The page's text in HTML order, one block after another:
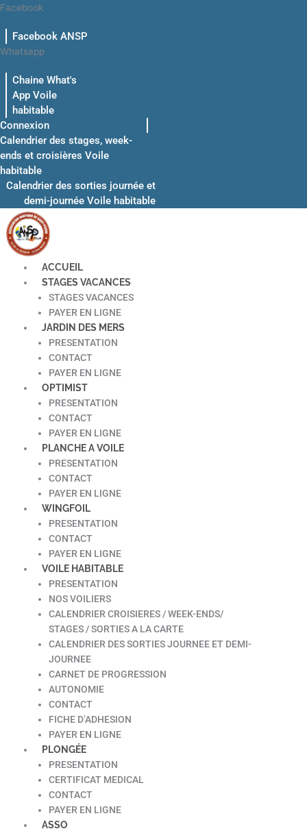
Aller
contenu
Facebook
Facebook ANSP
Whatsapp
Chaine What's
App Voile
habitable
Connexion
Calendrier des stages, week-
ends et croisières Voile
habitable
Calendrier des sorties journée et
demi-journée Voile habitable
ACCUEIL
STAGES VACANCES
STAGES VACANCES
PAYER EN LIGNE
JARDIN DES MERS
PRESENTATION
CONTACT
PAYER EN LIGNE
OPTIMIST
PRESENTATION
CONTACT
PAYER EN LIGNE
PLANCHE A VOILE
PRESENTATION
CONTACT
PAYER EN LIGNE
WINGFOIL
PRESENTATION
CONTACT
PAYER EN LIGNE
VOILE HABITABLE
PRESENTATION
NOS VOILIERS
CALENDRIER CROISIERES / WEEK-ENDS/
STAGES / SORTIES A LA CARTE
CALENDRIER DES SORTIES JOURNEE ET DEMI-
JOURNEE
CARNET DE PROGRESSION
AUTONOMIE
CONTACT
FICHE D’ADHESION
PAYER EN LIGNE
PLONGÉE
PRESENTATION
CERTIFICAT MEDICAL
CONTACT
PAYER EN LIGNE
ASSO